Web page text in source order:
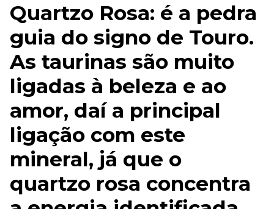
Quartzo Rosa: é a pedra
guia do signo de Touro.
As taurinas são muito
ligadas à beleza e ao
amor, daí a principal
ligação com este
mineral, já que o
quartzo rosa concentra